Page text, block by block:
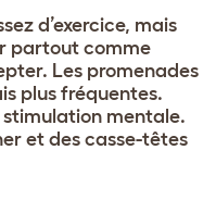
d’exercice, mais
partout comme
Les promenades
plus fréquentes.
stimulation mentale.
et des casse-têtes